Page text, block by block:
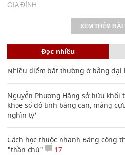
GIA ĐÌNH
XEM THÊM BÀI
Đọc nhiều
Nhiều điểm bất thường ở bằng đại
Nguyễn Phương Hằng sở hữu
khoe sổ đỏ tính bằng cân, mắng
nghìn tỷ'
Cách học thuộc nhanh Bảng công
"thần chú"
17